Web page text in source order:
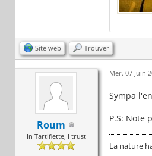
Site web Trouver
Roum
In Tartiflette, I trust
Mer. 07 Juin
Sympa
P.S: Note
La nature